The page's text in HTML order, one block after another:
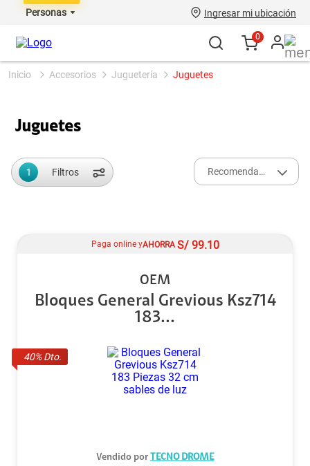
Personas Ingresar mi ubicación
0
accesorios juguetería juguetes
Juguetes
1 Filtros Recomendados
40% Dto.
Paga online yAHORRA S/ 99.10
OEM
Bloques General Grevious Ksz714
183...
Vendido por TECNO DROME